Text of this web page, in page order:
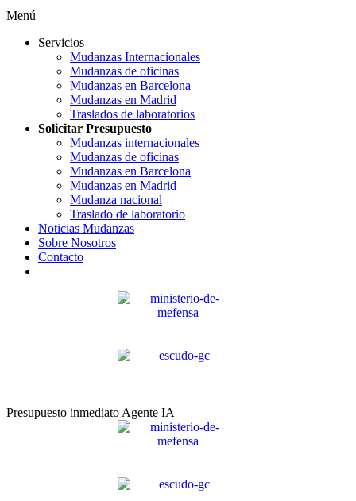
Menú
Servicios
Mudanzas Internacionales
Mudanzas de oficinas
Mudanzas en Barcelona
Mudanzas en Madrid
Traslados de laboratorios
Solicitar Presupuesto
Mudanzas internacionales
Mudanzas de oficinas
Mudanzas en Barcelona
Mudanzas en Madrid
Mudanza nacional
Traslado de laboratorio
Noticias Mudanzas
Sobre Nosotros
Contacto
Presupuesto inmediato Agente IA